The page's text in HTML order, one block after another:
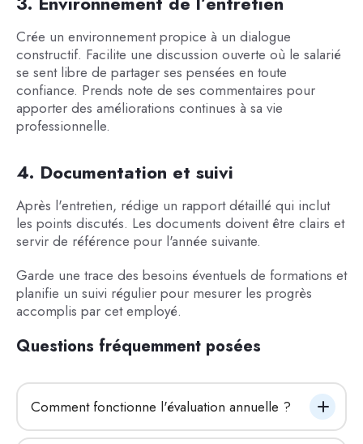
Crée un environnement propice à un dialogue
constructif. Facilite une discussion ouverte où le salarié
se sent libre de partager ses pensées en toute
confiance. Prends note de ses commentaires pour
apporter des améliorations continues à sa vie
professionnelle.
4. Documentation et suivi
Après l'entretien, rédige un rapport détaillé qui inclut
les points discutés. Les documents doivent être clairs et
servir de référence pour l'année suivante.
Garde une trace des besoins éventuels de formations et
planifie un suivi régulier pour mesurer les progrès
accomplis par cet employé.
Questions fréquemment posées
Comment fonctionne l'évaluation annuelle ?